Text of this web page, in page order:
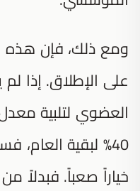
ومع ذلك، فإن هذه
على الإطلاق. إذا
العضوي لتلبية
40% لبقية
خياراً صعباً. فبدلاً